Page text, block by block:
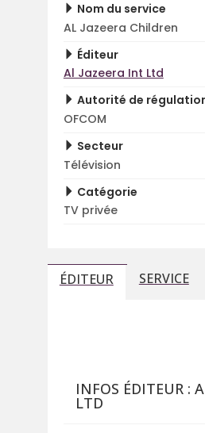
Nom du service
AL Jazeera Children
Éditeur
Al Jazeera Int Ltd
Autorité de
OFCOM
Secteur
Télévision
Catégorie
TV privée
ÉDITEUR SERVICE
INFOS ÉDITEUR :
LTD